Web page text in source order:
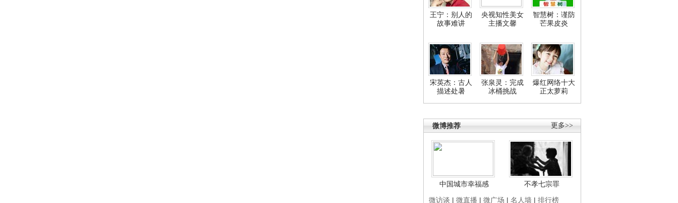
王宁：别人的
故事难讲
央视知性美女
主播文馨
智慧树：谨防
芒果皮炎
宋英杰：古人
描述处暑
张泉灵：完成
冰桶挑战
爆红网络十大
正太萝莉
更多>>
微博推荐
中国城市幸福感
不孝七宗罪
微访谈 | 微直播 | 微广场 | 名人墙 | 排行榜